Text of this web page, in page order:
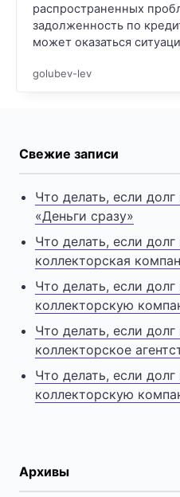
распространенных
задолженность по
может оказаться
golubev-lev
Свежие записи
Что делать, если
«Деньги сразу»
Что делать, если долг
коллекторская
Что делать, если долг
коллекторскую
Что делать, если
коллекторское
Что делать, если долг
коллекторскую
Архивы